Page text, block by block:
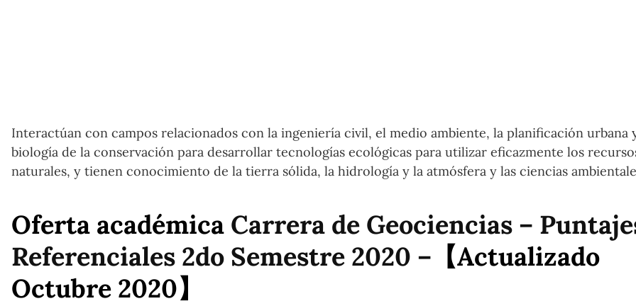
Interactúan con campos relacionados con la ingeniería civil, el medio ambiente, la planificación urbana
biología de la conservación para desarrollar tecnologías ecológicas para utilizar eficazmente los
naturales, y tienen conocimiento de la tierra sólida, la hidrología y la atmósfera y las ciencias
Oferta académica Carrera de Geociencias –
Referenciales 2do Semestre 2020 – 【Actualizado
Octubre 2020】